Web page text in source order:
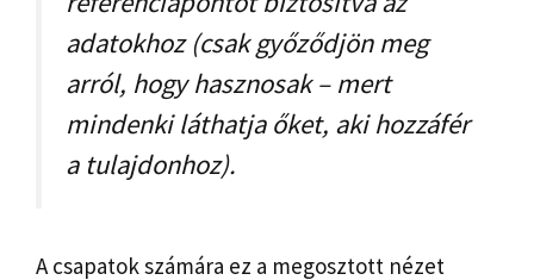
adatokhoz (csak győződjön meg
arról, hogy hasznosak – mert
mindenki láthatja őket, aki hozzáfér
a tulajdonhoz).
A csapatok számára ez a megosztott nézet